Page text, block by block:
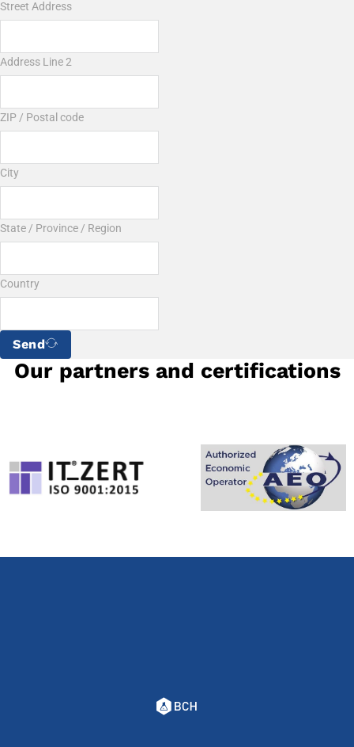
Street Address
Address Line 2
ZIP / Postal code
City
State / Province / Region
Country
Send
Our partners and certifications